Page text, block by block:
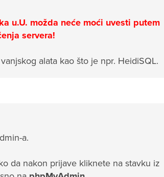
u.U. možda neće moći uvesti putem
servera!
alata kao što je npr. HeidiSQL.
a.
da nakon prijave kliknete na stavku iz